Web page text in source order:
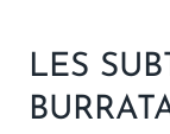
LES